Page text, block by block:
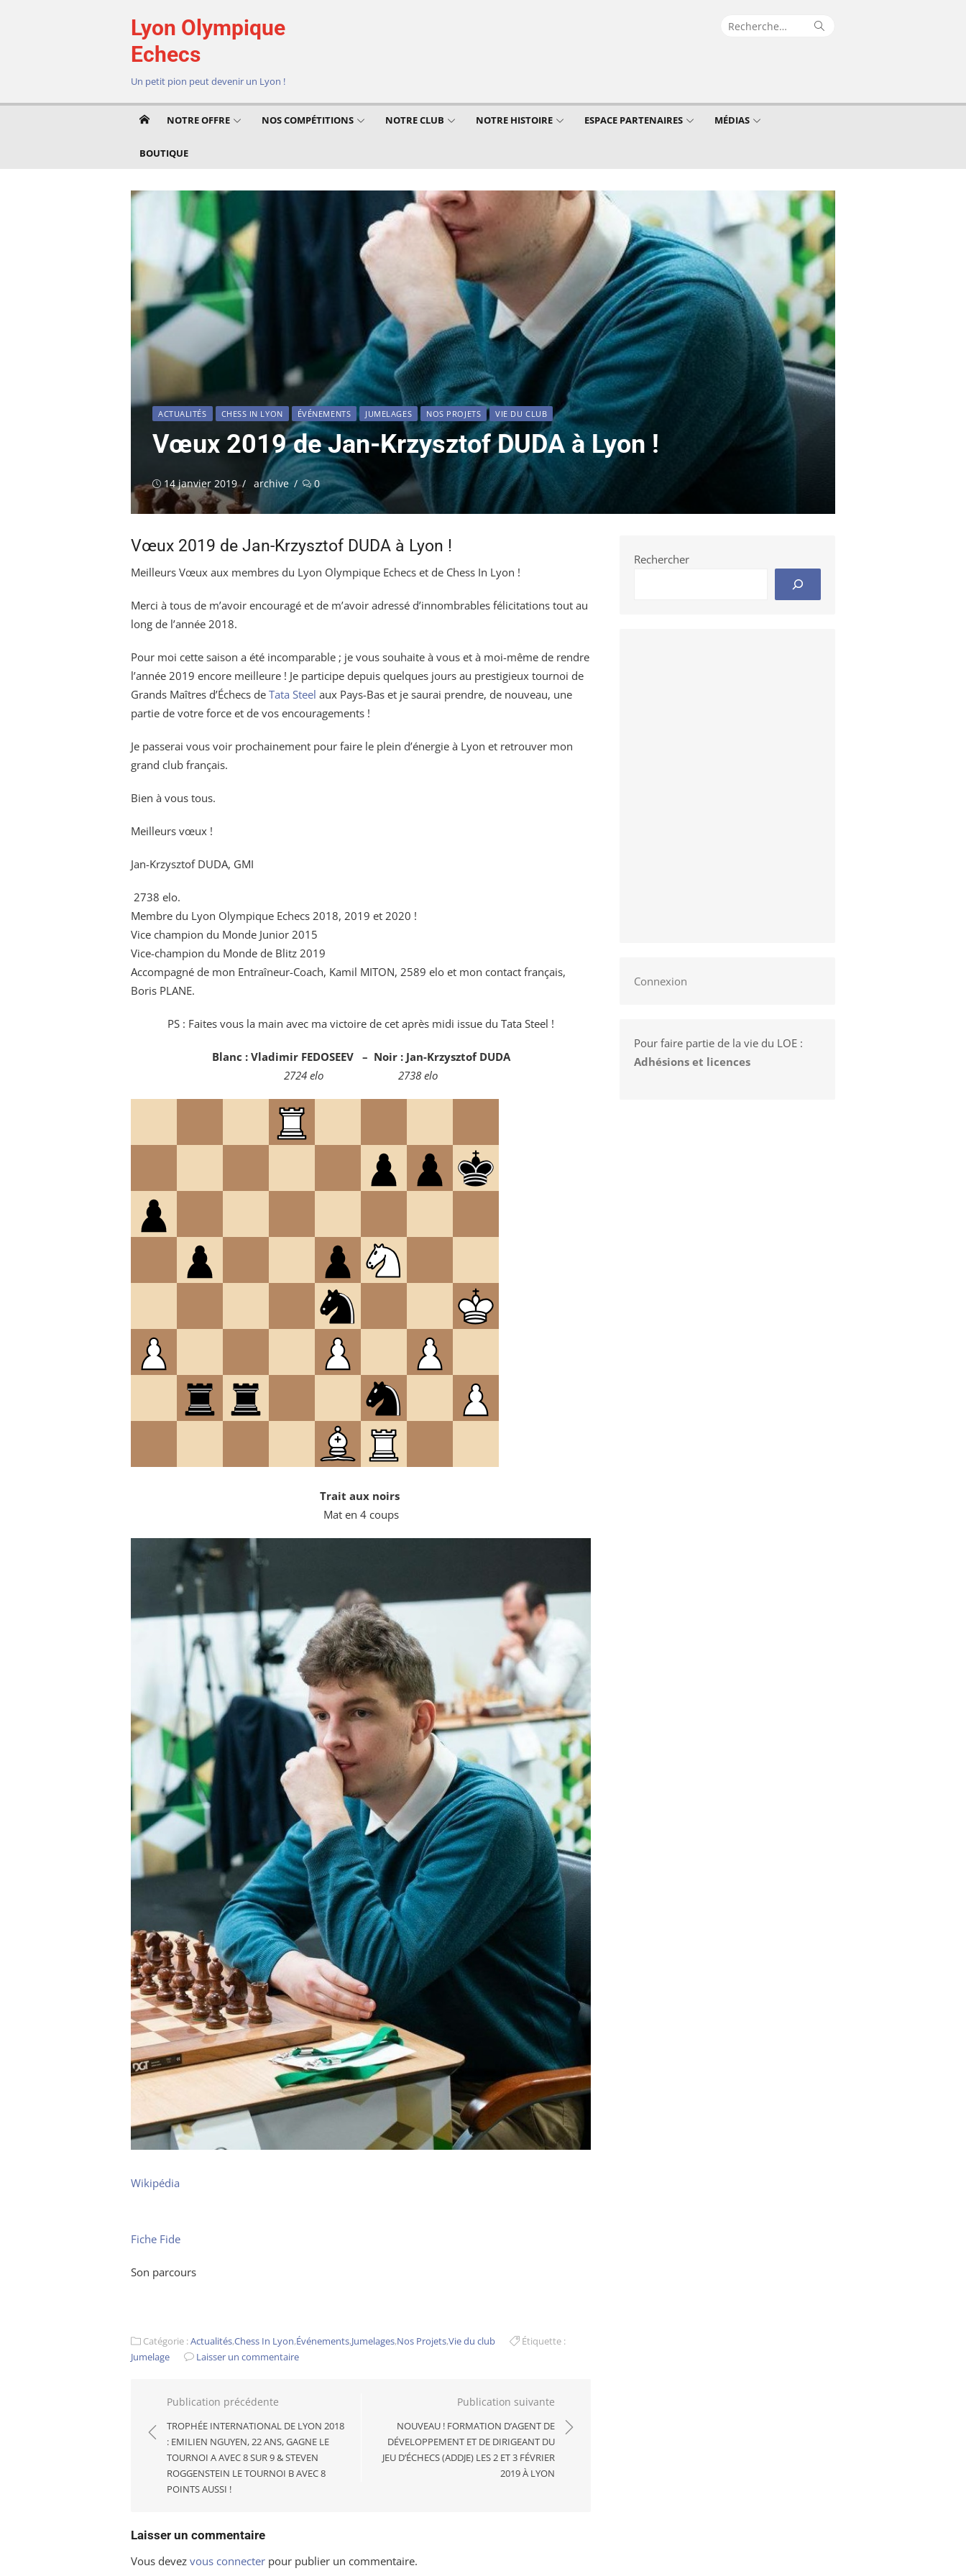
Lyon Olympique
Echecs
Un petit pion peut devenir un Lyon !
Recherche
Rechercher
NOTRE OFFRE NOS COMPÉTITIONS NOTRE CLUB NOTRE HISTOIRE ESPACE PARTENAIRES MÉDIAS
BOUTIQUE
ACTUALITÉS CHESS IN LYON ÉVÉNEMENTS JUMELAGES NOS PROJETS VIE DU CLUB
Vœux 2019 de Jan-Krzysztof DUDA à Lyon !​
Publié
le
14 janvier 2019 Auteur/autrice
archive 0
Vœux 2019 de Jan-Krzysztof DUDA à Lyon !
Meilleurs Vœux aux membres du Lyon Olympique Echecs et de Chess In Lyon !
Merci à tous de m’avoir encouragé et de m’avoir adressé d’innombrables félicitations tout au
long de l’année 2018.
Pour moi cette saison a été incomparable ; je vous souhaite à vous et à moi-même de rendre
l’année 2019 encore meilleure ! Je participe depuis quelques jours au prestigieux tournoi de
Grands Maîtres d’Échecs de Tata Steel aux Pays-Bas et je saurai prendre, de nouveau, une
partie de votre force et de vos encouragements !
Je passerai vous voir prochainement pour faire le plein d’énergie à Lyon et retrouver mon
grand club français.
Bien à vous tous.
Meilleurs vœux !
Jan-Krzysztof DUDA, GMI
2738 elo.
Membre du Lyon Olympique Echecs 2018, 2019 et 2020 !
Vice champion du Monde Junior 2015
Vice-champion du Monde de Blitz 2019
Accompagné de mon Entraîneur-Coach, Kamil MITON, 2589 elo et mon contact français,
Boris PLANE.
PS : Faites vous la main avec ma victoire de cet après midi issue du Tata Steel !
Blanc : Vladimir FEDOSEEV – Noir : Jan-Krzysztof DUDA
2724 elo
2738 elo
Trait aux noirs
Mat en 4 coups
Wikipédia
Fiche Fide
Son parcours
Catégorie :Actualités,Chess In Lyon,Événements,Jumelages,Nos Projets,Vie du club
Étiquette :
Jumelage
Laisser un commentaire
Navigation
de
l’article
Publication précédente
TROPHÉE INTERNATIONAL DE LYON 2018
: EMILIEN NGUYEN, 22 ANS, GAGNE LE
TOURNOI A AVEC 8 SUR 9 & STEVEN
ROGGENSTEIN LE TOURNOI B AVEC 8
POINTS AUSSI !
Publication suivante
NOUVEAU ! FORMATION D’AGENT DE
DÉVELOPPEMENT ET DE DIRIGEANT DU
JEU D’ÉCHECS (ADDJE) LES 2 ET 3 FÉVRIER
2019 À LYON
Laisser un commentaire
Vous devez vous connecter pour publier un commentaire.
Rechercher
Connexion
Pour faire partie de la vie du LOE :
Adhésions et licences